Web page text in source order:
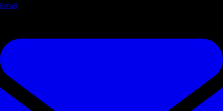
Email